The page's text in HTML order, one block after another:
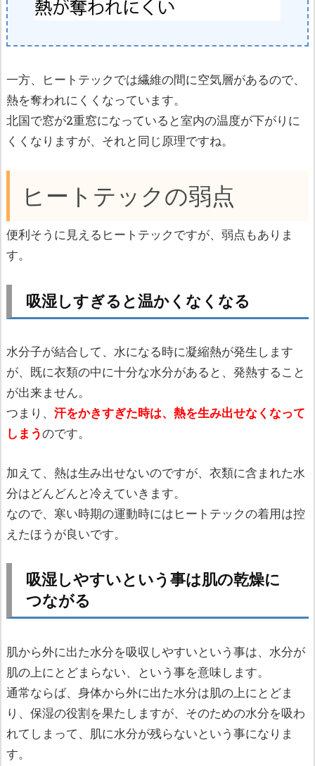
一方、ヒートテックでは繊維の間に空気層があるので、
熱を奪われにくくなっています。
北国で窓が2重窓になっていると室内の温度が下がりに
くくなりますが、それと同じ原理ですね。
ヒートテックの弱点
便利そうに見えるヒートテックですが、弱点もありま
す。
吸湿しすぎると温かくなくなる
水分子が結合して、水になる時に凝縮熱が発生します
が、既に衣類の中に十分な水分があると、発熱すること
が出来ません。
つまり、 汗をかきすぎた時は、熱を生み出せなくなって
しまうのです。
加えて、熱は生み出せないのですが、衣類に含まれた水
分はどんどんと冷えていきます。
なので、寒い時期の運動時にはヒートテックの着用は控
えたほうが良いです。
吸湿しやすいという事は肌の乾燥に
つながる
肌から外に出た水分を吸収しやすいという事は、水分が
肌の上にとどまらない、という事を意味します。
通常ならば、身体から外に出た水分は肌の上にとどま
り、保湿の役割を果たしますが、そのための水分を吸わ
れてしまって、肌に水分が残らないという事になりま
す。